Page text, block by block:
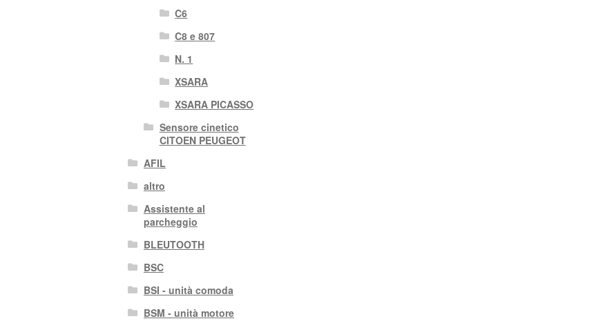
C6
C8 e 807
N. 1
XSARA
XSARA PICASSO
Sensore cinetico
CITOEN PEUGEOT
AFIL
altro
Assistente al
parcheggio
BLEUTOOTH
BSC
BSI - unità comoda
BSM - unità motore